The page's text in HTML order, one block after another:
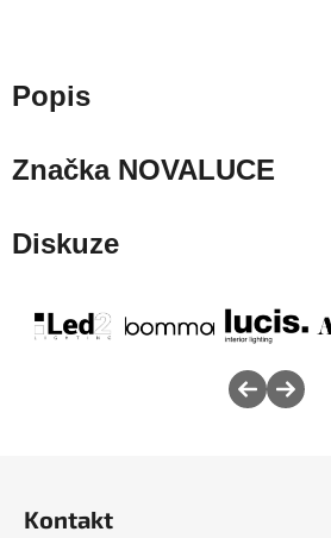
Popis
ZnačkaNOVALUCE
Diskuze
Kontakt